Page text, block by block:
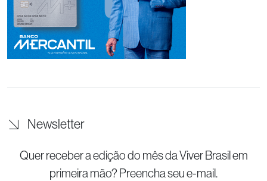
Newsletter
Quer receber a edição do mês da Viver Brasil em
primeira mão? Preencha seu e-mail.